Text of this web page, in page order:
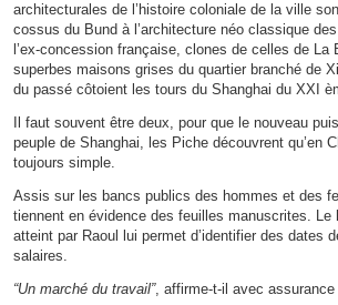
architecturales de l’histoire coloniale de la ville
cossus du Bund à l’architecture néo classique
l’ex-concession française, clones de celles de
superbes maisons grises du quartier branché de
du passé côtoient les tours du Shanghai du XXI
Il faut souvent être deux, pour que le nouveau
peuple de Shanghai, les Piche découvrent qu’en
toujours simple.
Assis sur les bancs publics des hommes et des
tiennent en évidence des feuilles manuscrites. Le
atteint par Raoul lui permet d’identifier des dates
salaires.
“Un marché du travail”, affirme-t-il avec